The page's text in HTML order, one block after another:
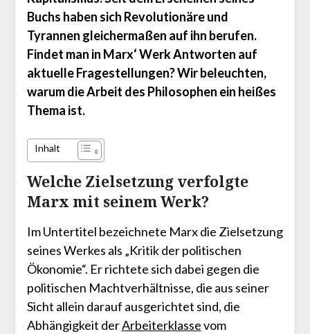
Buchs haben sich Revolutionäre und
Tyrannen gleichermaßen auf ihn berufen.
Findet man in Marx‘ Werk Antworten auf
aktuelle Fragestellungen? Wir beleuchten,
warum die Arbeit des Philosophen ein heißes
Thema ist.
Inhalt
Welche Zielsetzung verfolgte
Marx mit seinem Werk?
Im Untertitel bezeichnete Marx die Zielsetzung
seines Werkes als „Kritik der politischen
Ökonomie“. Er richtete sich dabei gegen die
politischen Machtverhältnisse, die aus seiner
Sicht allein darauf ausgerichtet sind, die
Abhängigkeit derArbeiterklassevom